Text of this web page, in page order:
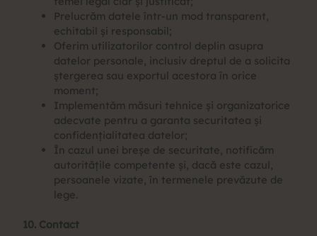
Prelucrăm datele într-un mod transparent,
echitabil și responsabil;
Oferim utilizatorilor control deplin asupra
datelor personale, inclusiv dreptul de a solicita
ștergerea sau exportul acestora în orice
moment;
Implementăm măsuri tehnice și organizatorice
adecvate pentru a garanta securitatea și
confidențialitatea datelor;
În cazul unei breșe de securitate, notificăm
autoritățile competente și, dacă este cazul,
persoanele vizate, în termenele prevăzute de
lege.
10. Contact